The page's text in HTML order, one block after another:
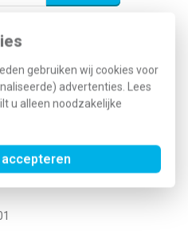
gebruiken wij cookies voor
advertenties. Lees
u alleen noodzakelijke
niet bereikbaar